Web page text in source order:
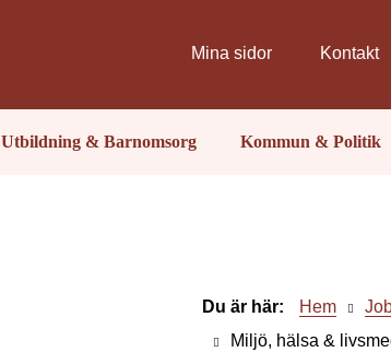
Mina sidor Kontakt
Utbildning & Barnomsorg Kommun & Politik
Du är här: Hem
Miljö, hälsa &